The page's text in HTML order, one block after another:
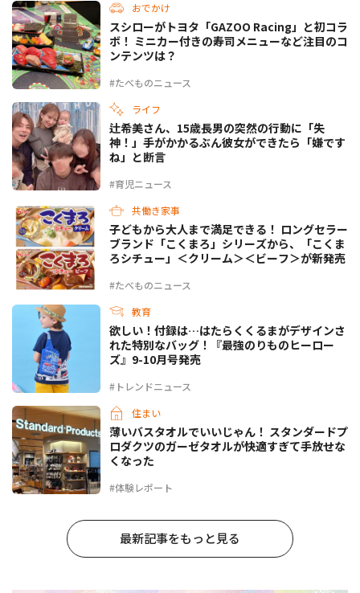
おでかけ
#たべものニュース
スシローがトヨタ「GAZOO Racing」と初コラ
ボ！ ミニカー付きの寿司メニューなど注目のコ
ンテンツは？
ライフ
#育児ニュース
辻希美さん、15歳長男の突然の行動に「失
神！」手がかかるぶん彼女ができたら「嫌です
ね」と断言
共働き家事
#たべものニュース
子どもから大人まで満足できる！ ロングセラー
ブランド「こくまろ」シリーズから、「こくま
ろシチュー」＜クリーム＞＜ビーフ＞が新発売
教育
#トレンドニュース
欲しい！付録は…はたらくくるまがデザインさ
れた特別なバッグ！『最強のりものヒーロー
ズ』9-10月号発売
住まい
#体験レポート
薄いバスタオルでいいじゃん！ スタンダードプ
ロダクツのガーゼタオルが快適すぎて手放せな
くなった
最新記事をもっと見る